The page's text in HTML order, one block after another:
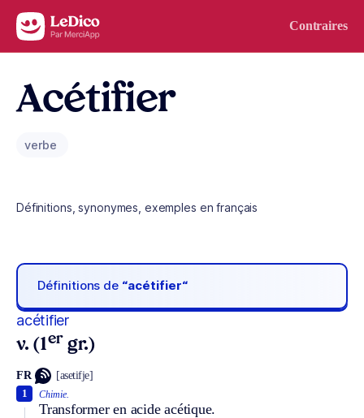
Aller au contenu Contraires
Acétifier
verbe
Définitions, synonymes, exemples en français
Définitions de “acétifier“
acétifier
v. (1er gr.)
FR [asetifje]
Chimie.
Transformer en acide acétique.
1